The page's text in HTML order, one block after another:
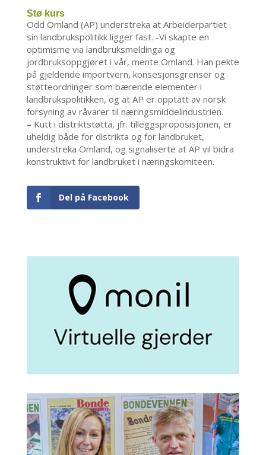
Stø kurs
Odd Omland (AP) understreka at Arbeiderpartiet
sin landbrukspolitikk ligger fast. -Vi skapte en
optimisme via landbruksmeldinga og
jordbruksoppgjøret i vår, mente Omland. Han pekte
på gjeldende importvern, konsesjonsgrenser og
støtteordninger som bærende elementer i
landbrukspolitikken, og at AP er opptatt av norsk
forsyning av råvarer til næringsmiddelindustrien.
– Kutt i distriktstøtta, jfr. tilleggsproposisjonen, er
uheldig både for distrikta og for landbruket,
understreka Omland, og signaliserte at AP vil bidra
konstruktivt for landbruket i næringskomiteen.
Del på Facebook